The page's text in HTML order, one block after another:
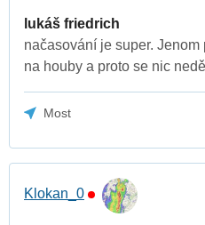
lukáš friedrich
načasování je super.
na houby a proto se nic
Most
Klokan_0